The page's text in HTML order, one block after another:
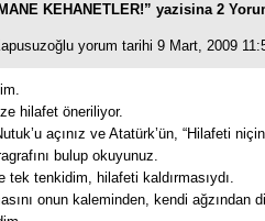
KEHANETLER!” yazisina 2
yorum tarihi 9 Mart, 2009
hilafet öneriliyor.
açınız ve Atatürk’ün, “Hilafeti
bulup okuyunuz.
tek tenkidim, hilafeti kaldırmasıydı.
onun kaleminden, kendi ağzından